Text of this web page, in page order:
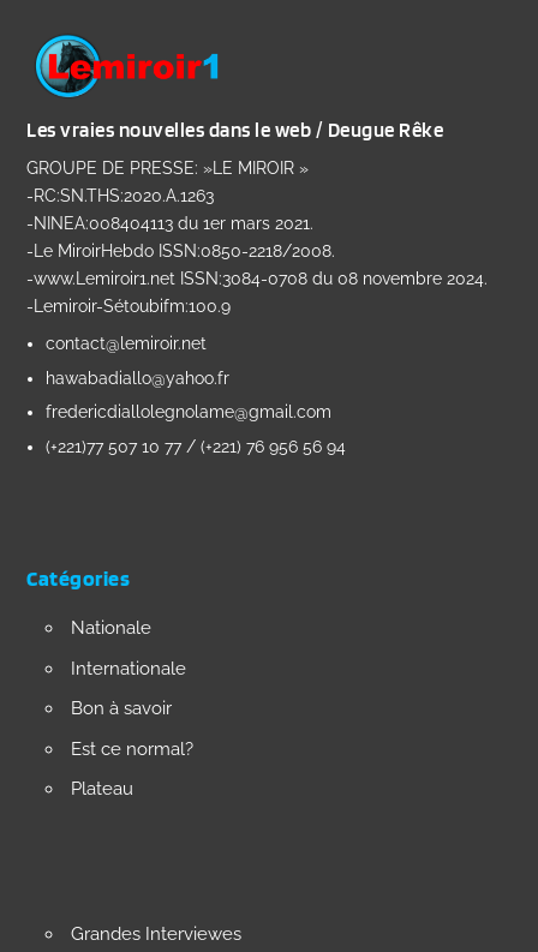
Les vraies nouvelles dans le web / Deugue Rêke
GROUPE DE PRESSE: »LE MIROIR »
-RC:SN.THS:2020.A.1263
-NINEA:008404113 du 1er mars 2021.
-Le MiroirHebdo ISSN:0850-2218/2008.
-www.Lemiroir1.net ISSN:3084-0708 du 08 novembre 2024.
-Lemiroir-Sétoubifm:100.9
contact@lemiroir.net
hawabadiallo@yahoo.fr
fredericdiallolegnolame@gmail.com
(+221)77 507 10 77 / (+221) 76 956 56 94
Catégories
Nationale
Internationale
Bon à savoir
Est ce normal?
Plateau
Grandes Interviewes